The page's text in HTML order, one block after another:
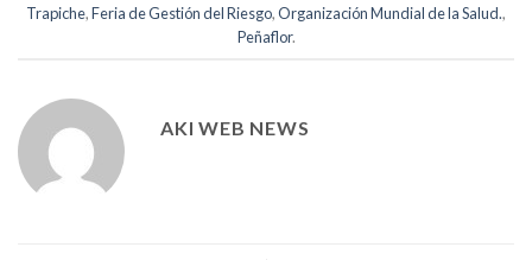
Trapiche,Feria de Gestión del Riesgo,Organización Mundial de la Salud.,
Peñaflor.
AKI WEB NEWS